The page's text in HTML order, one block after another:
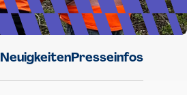
NeuigkeitenPresseinfos